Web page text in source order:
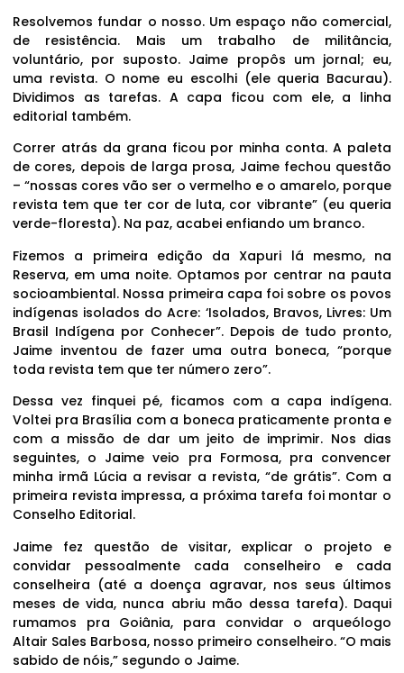
Resolvemos fundar o nosso. Um espaço não comercial,
de resistência. Mais um trabalho de militância,
voluntário, por suposto. Jaime propôs um jornal; eu,
uma revista. O nome eu escolhi (ele queria Bacurau).
Dividimos as tarefas. A capa ficou com ele, a linha
editorial também.
Correr atrás da grana ficou por minha conta. A paleta
de cores, depois de larga prosa, Jaime fechou questão
– “nossas cores vão ser o vermelho e o amarelo, porque
revista tem que ter cor de luta, cor vibrante” (eu queria
verde-floresta). Na paz, acabei enfiando um branco.
Fizemos a primeira edição da Xapuri lá mesmo, na
Reserva, em uma noite. Optamos por centrar na pauta
socioambiental. Nossa primeira capa foi sobre os povos
indígenas isolados do Acre: ‘Isolados, Bravos, Livres: Um
Brasil Indígena por Conhecer”. Depois de tudo pronto,
Jaime inventou de fazer uma outra boneca, “porque
toda revista tem que ter número zero”.
Dessa vez finquei pé, ficamos com a capa indígena.
Voltei pra Brasília com a boneca praticamente pronta e
com a missão de dar um jeito de imprimir. Nos dias
seguintes, o Jaime veio pra Formosa, pra convencer
minha irmã Lúcia a revisar a revista, “de grátis”. Com a
primeira revista impressa, a próxima tarefa foi montar o
Conselho Editorial.
Jaime fez questão de visitar, explicar o projeto e
convidar pessoalmente cada conselheiro e cada
conselheira (até a doença agravar, nos seus últimos
meses de vida, nunca abriu mão dessa tarefa). Daqui
rumamos pra Goiânia, para convidar o arqueólogo
Altair Sales Barbosa, nosso primeiro conselheiro. “O mais
sabido de nóis,” segundo o Jaime.